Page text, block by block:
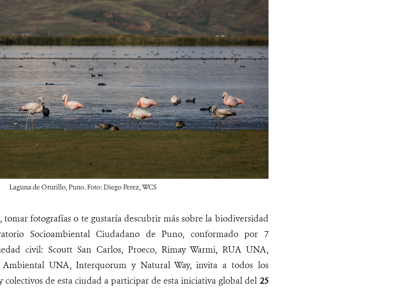
Laguna de Orurillo, Puno. Foto: Diego Perez, WCS
tomar fotografías o te gustaría descubrir más sobre la biodiversidad
Socioambiental Ciudadano de Puno, conformado por 7
civil: Scoutt San Carlos, Proeco, Rimay Warmi, RUA UNA,
UNA, Interquorum y Natural Way, invita a todos los
colectivos de esta ciudad a participar de esta iniciativa global del 25